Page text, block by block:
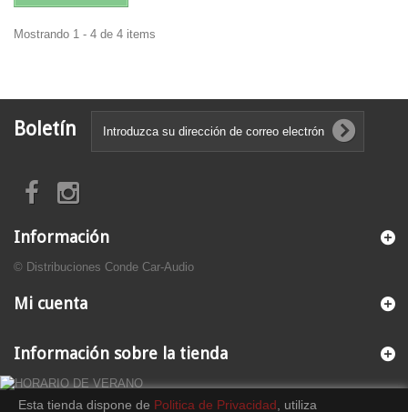
Mostrando 1 - 4 de 4 items
Boletín
Información
© Distribuciones Conde Car-Audio
Mi cuenta
Información sobre la tienda
Esta tienda dispone de Politica de Privacidad , utiliza